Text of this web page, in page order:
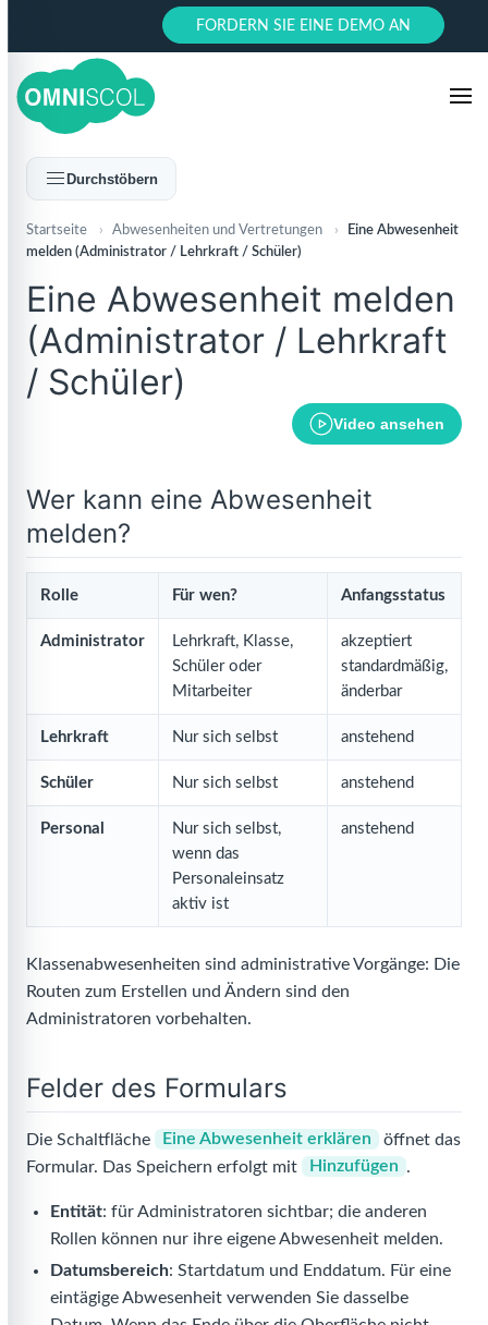
FORDERN SIE EINE DEMO AN
Durchstöbern
Startseite › Abwesenheiten und Vertretungen ›
Eine Abwesenheit
melden (Administrator / Lehrkraft / Schüler)
Eine Abwesenheit melden
(Administrator / Lehrkraft
/ Schüler)
Video ansehen
Wer kann eine Abwesenheit
melden?
Rolle Für wen? Anfangsstatus
Administrator
Lehrkraft, Klasse,
Schüler oder
Mitarbeiter
akzeptiert
standardmäßig,
änderbar
Lehrkraft Nur sich selbst anstehend
Schüler Nur sich selbst anstehend
Personal
Nur sich selbst,
wenn das
Personaleinsatz
aktiv ist
anstehend
Klassenabwesenheiten sind administrative Vorgänge: Die
Routen zum Erstellen und Ändern sind den
Administratoren vorbehalten.
Felder des Formulars
Die Schaltfläche Eine Abwesenheit erklären
öffnet das
Formular. Das Speichern erfolgt mit
Hinzufügen .
Entität: für Administratoren sichtbar; die anderen
Rollen können nur ihre eigene Abwesenheit melden.
Datumsbereich: Startdatum und Enddatum. Für eine
eintägige Abwesenheit verwenden Sie dasselbe